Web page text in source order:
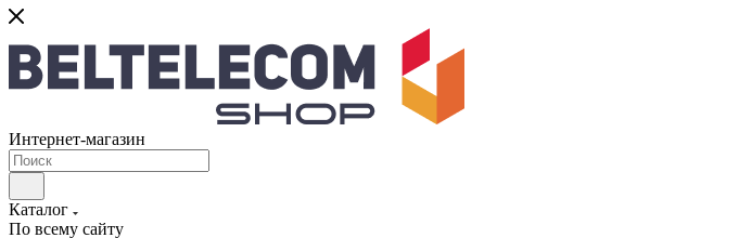
Интернет-магазин
Каталог
По всему сайту